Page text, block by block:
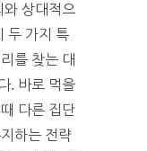
와 상대적으
두 가지 특
를 찾는 대
. 바로 먹을
다른 집단
하는 전략